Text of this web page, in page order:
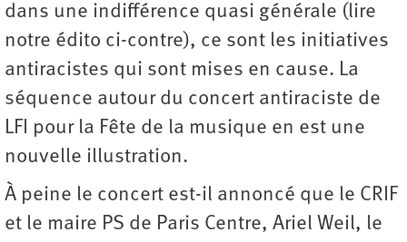
dans une indifférence quasi générale (lire
notre édito ci-contre), ce sont les initiatives
antiracistes qui sont mises en cause. La
séquence autour du concert antiraciste de
LFI pour la Fête de la musique en est une
nouvelle illustration.
À peine le concert est-il annoncé que le CRIF
et le maire PS de Paris Centre, Ariel Weil, le